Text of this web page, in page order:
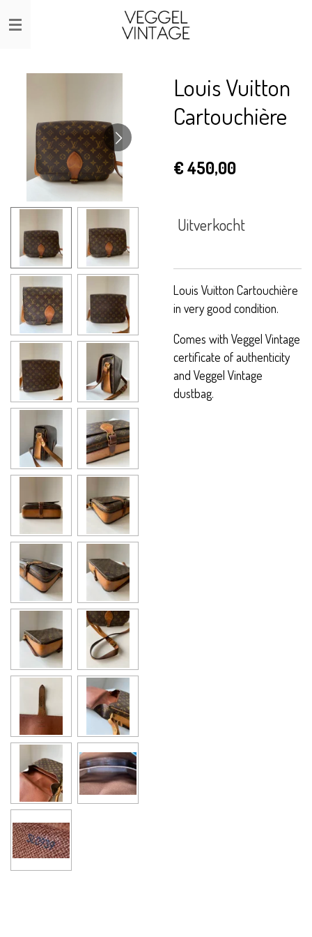
Ga
direct
Louis Vuitton
Cartouchière
€ 450,00
Uitverkocht
Louis Vuitton Cartouchière
in very good condition.
Comes with Veggel Vintage
certificate of authenticity
and Veggel Vintage
dustbag.